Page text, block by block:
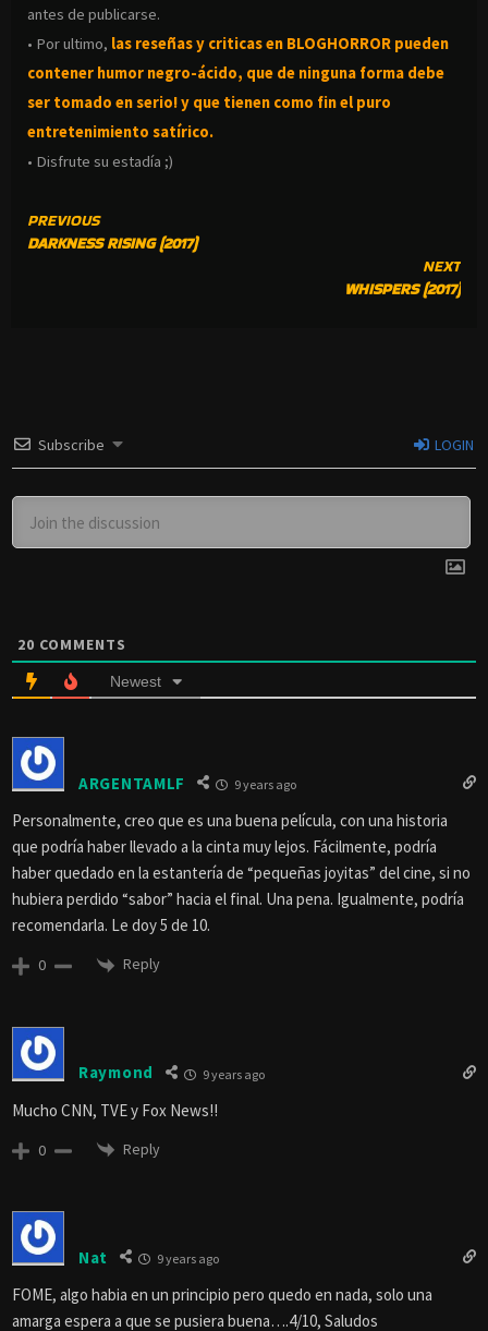
antes de publicarse.
• Por ultimo, las reseñas y criticas en BLOGHORROR pueden
contener humor negro-ácido, que de ninguna forma debe
ser tomado en serio! y que tienen como fin el puro
entretenimiento satírico.
• Disfrute su estadía ;)
CONTINUE
READING
PREVIOUS
DARKNESS RISING (2017)
NEXT
WHISPERS (2017)
Subscribe LOGIN
20 COMMENTS
Newest
ARGENTAMLF 9 years ago
Personalmente, creo que es una buena película, con una historia
que podría haber llevado a la cinta muy lejos. Fácilmente, podría
haber quedado en la estantería de “pequeñas joyitas” del cine, si no
hubiera perdido “sabor” hacia el final. Una pena. Igualmente, podría
recomendarla. Le doy 5 de 10.
0 Reply
Raymond 9 years ago
Mucho CNN, TVE y Fox News!!
0 Reply
Nat 9 years ago
FOME, algo habia en un principio pero quedo en nada, solo una
amarga espera a que se pusiera buena….4/10, Saludos